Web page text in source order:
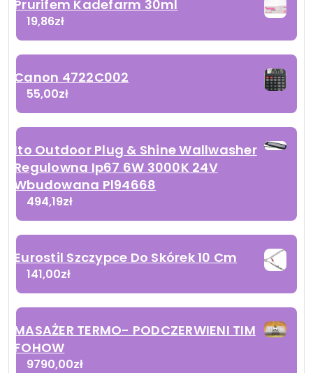
Prurifem Kadefarm 30ml
19,86zł
Canon 4722C002
55,00zł
Ito Outdoor Plug & Shine Wallwasher
Regulowna Ip67 6W 3000K 24V
Wbudowana Pl94668
494,19zł
Eurostil Szczypce Do Skórek 10 Cm
141,00zł
MASAŻER TERMO- PODCZERWIENI TIM
FOHOW
9790,00zł